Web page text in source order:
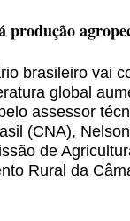
produção
brasileiro vai
global
assessor
(CNA),
de
Rural da